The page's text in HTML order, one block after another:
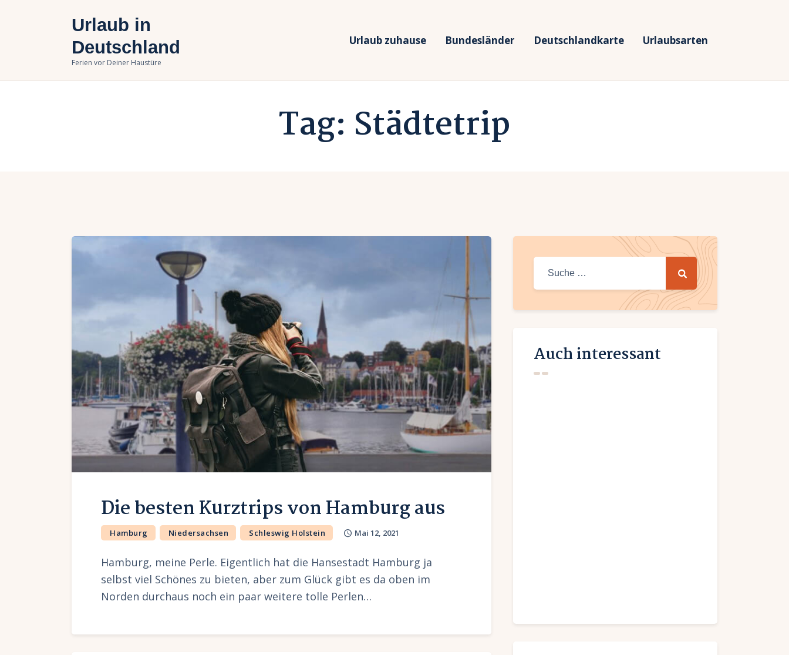
Urlaub in
Deutschland
Ferien vor Deiner Haustüre
Urlaub zuhause Bundesländer Deutschlandkarte Urlaubsarten
Tag: Städtetrip
Bundesländer
Urlaubsarten
Die besten Kurztrips von Hamburg aus
Hamburg Niedersachsen Schleswig Holstein Mai 12, 2021
Hamburg, meine Perle. Eigentlich hat die Hansestadt Hamburg ja
selbst viel Schönes zu bieten, aber zum Glück gibt es da oben im
Norden durchaus noch ein paar weitere tolle Perlen…
Auch interessant